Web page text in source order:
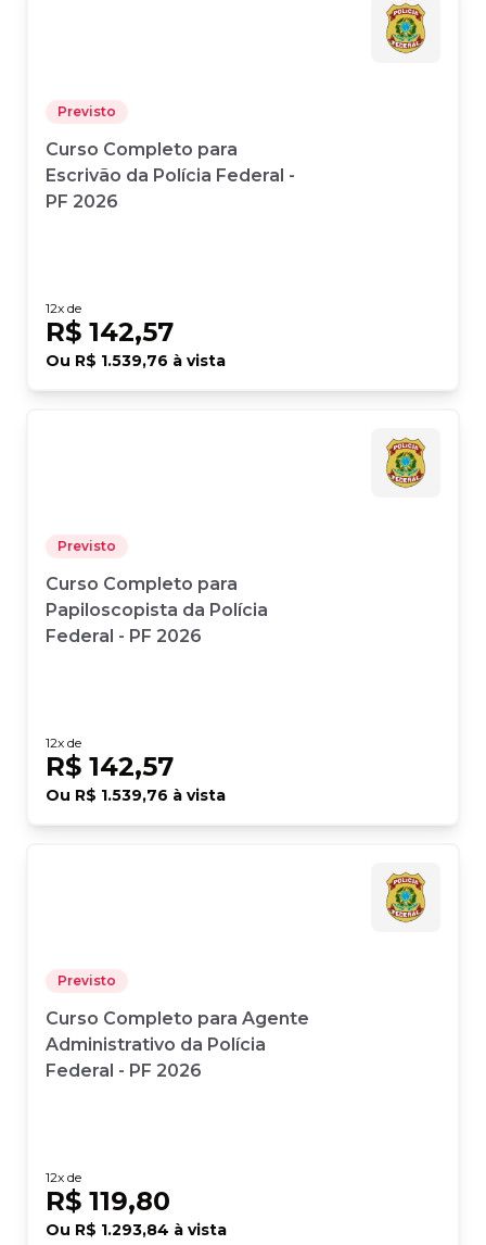
Previsto
Curso Completo para
Escrivão da Polícia Federal -
PF 2026
12x de
R$ 142,57
Ou R$ 1.539,76 à vista
Previsto
Curso Completo para
Papiloscopista da Polícia
Federal - PF 2026
12x de
R$ 142,57
Ou R$ 1.539,76 à vista
Previsto
Curso Completo para Agente
Administrativo da Polícia
Federal - PF 2026
12x de
R$ 119,80
Ou R$ 1.293,84 à vista